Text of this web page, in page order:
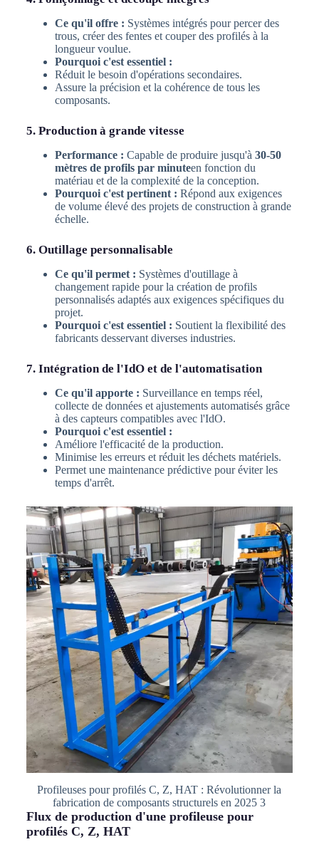
Ce qu'il offre : Systèmes intégrés pour percer des
trous, créer des fentes et couper des profilés à la
longueur voulue.
Pourquoi c'est essentiel :
Réduit le besoin d'opérations secondaires.
Assure la précision et la cohérence de tous les
composants.
5. Production à grande vitesse
Performance : Capable de produire jusqu'à 30-50
mètres de profils par minuteen fonction du
matériau et de la complexité de la conception.
Pourquoi c'est pertinent : Répond aux exigences
de volume élevé des projets de construction à grande
échelle.
6. Outillage personnalisable
Ce qu'il permet : Systèmes d'outillage à
changement rapide pour la création de profils
personnalisés adaptés aux exigences spécifiques du
projet.
Pourquoi c'est essentiel : Soutient la flexibilité des
fabricants desservant diverses industries.
7. Intégration de l'IdO et de l'automatisation
Ce qu'il apporte : Surveillance en temps réel,
collecte de données et ajustements automatisés grâce
à des capteurs compatibles avec l'IdO.
Pourquoi c'est essentiel :
Améliore l'efficacité de la production.
Minimise les erreurs et réduit les déchets matériels.
Permet une maintenance prédictive pour éviter les
temps d'arrêt.
Profileuses pour profilés C, Z, HAT : Révolutionner la
fabrication de composants structurels en 2025 3
Flux de production d'une profileuse pour
profilés C, Z, HAT